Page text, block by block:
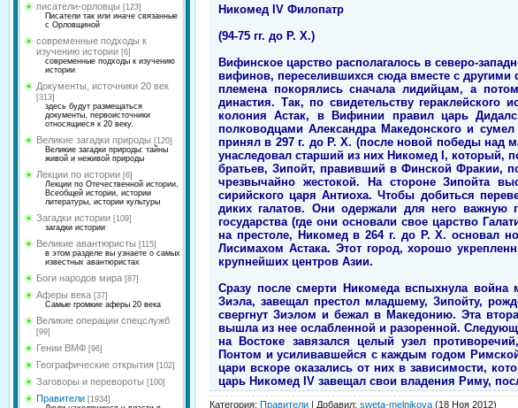
писатели-орловцы [123]
Писатели так или иначе связанные
с Орловщиной
современные подходы к
изучению истории [6]
современные подходы к изучению
истории
Документы, источники 20 век
[313]
здесь будут размещаться
документы, первоисточники
относящиеся к 20 веку.
Великие загадки природы [120]
Великие загадки природы: тайны
живой и неживой природы
Лекции по истории [6]
Лекции по Отечественной истории,
Всеобщей истории, истории
литературы, истории культуры
Загадки истории [109]
загадки истории
Великие авантюристы [115]
в этом разделе вы узнаете о самых
известных авантюристах
Боги народов мира [87]
Аферы века [37]
Самые громкие аферы 20 века
Великие операции спецслужб
[99]
Гении ВМФ [96]
Географические открытия [102]
Заговоры и перевороты [100]
Правители [1934]
Никомед IV Филопатр
(94-75 гг. до Р. Х.)
Вифинское царство располагалось в северо-
вифинов, переселившихся сюда вместе с
племена покорялись сначала лидийцам, а
династия. Так, по свидетельству
колония Астак, в Вифинии правил царь
полководцами Александра Македонского и
принял в 297 г. до Р. Х. (после новой победы над
унаследовал старший из них Никомед I, который,
братьев, Зипойт, правивший в Финской Фракии,
чрезвычайно жестокой. На стороне Зипойта
сирийского царя Антиоха. Чтобы добиться
диких галатов. Они одержали для него важную
государства (где они основали свое царство
на престоле, Никомед в 264 г. до Р. Х. основал
Лисимахом Астака. Этот город, хорошо
крупнейших центров Азии.
Сразу после смерти Никомеда вспыхнула
Зиэла, завещал престол младшему, Зипойту,
свергнут Зиэлом и бежал в Македонию. Эта
вышла из нее ослабленной и разоренной.
на Востоке завязался целый узел
Понтом и усиливавшейся с каждым годом
цари вскоре оказались от них в зависимости,
царь Никомед IV завещал свои владения Риму,
Категория: Правители | Добавил: sweta-melnikova (18 Ноя 2012)